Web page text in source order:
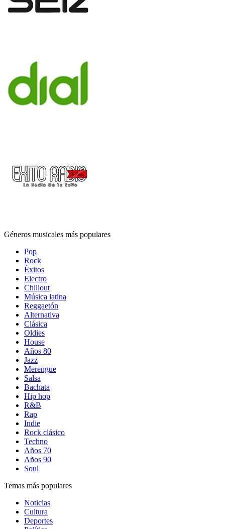
Géneros musicales más populares
Pop
Rock
Éxitos
Electro
Chillout
Música latina
Reggaetón
Alternativa
Clásica
Oldies
House
Años 80
Jazz
Merengue
Salsa
Bachata
Hip hop
R&B
Rap
Indie
Rock clásico
Techno
Años 70
Años 90
Soul
Temas más populares
Noticias
Cultura
Deportes